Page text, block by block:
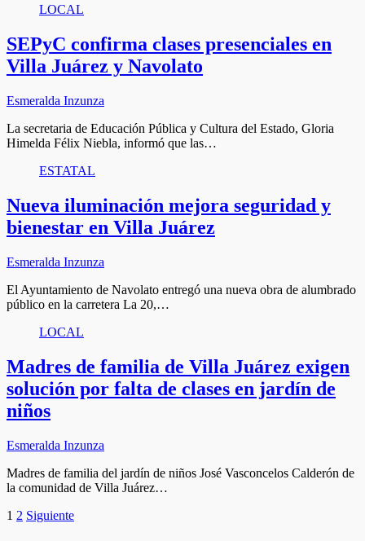
LOCAL
SEPyC confirma clases presenciales en
Villa Juárez y Navolato
Esmeralda Inzunza
La secretaria de Educación Pública y Cultura del Estado, Gloria
Himelda Félix Niebla, informó que las…
ESTATAL
Nueva iluminación mejora seguridad y
bienestar en Villa Juárez
Esmeralda Inzunza
El Ayuntamiento de Navolato entregó una nueva obra de alumbrado
público en la carretera La 20,…
LOCAL
Madres de familia de Villa Juárez exigen
solución por falta de clases en jardín de
niños
Esmeralda Inzunza
Madres de familia del jardín de niños José Vasconcelos Calderón de
la comunidad de Villa Juárez…
Paginación
1 2 Siguiente